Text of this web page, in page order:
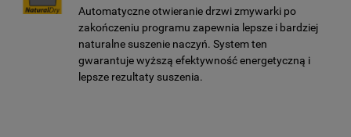
Automatyczne otwieranie drzwi zmywarki po
zakończeniu programu zapewnia lepsze i bardziej
naturalne suszenie naczyń. System ten
gwarantuje wyższą efektywność energetyczną i
lepsze rezultaty suszenia.